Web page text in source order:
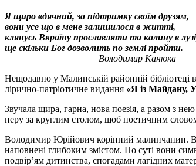
Я щиро вдячний, за підтримку своїм друзям,
вони усе що в мене залишилося в житті,
клянусь Вкраїну прославляти та калину в
ще скільки Бог дозволить по землі пройти.
Володимир Канюка
Нещодавно у Малинській районній бібліотеці
лірично-патріотичне видання «Я із Майдану,
Звучала щира, гарна, нова поезія, а разом з
перу за круглим столом, щоб поетичним
Володимир Юрійович корінний малинчанин.
наповнені глибоким змістом. По суті вони
подвір’ям дитинства, спогадами лагідних